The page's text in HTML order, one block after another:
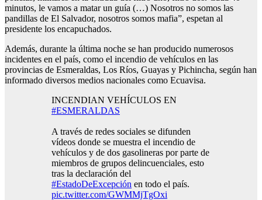
minutos, le vamos a matar un guía (…) Nosotros no somos las
pandillas de El Salvador, nosotros somos mafia”, espetan al
presidente los encapuchados.
Además, durante la última noche se han producido numerosos
incidentes en el país, como el incendio de vehículos en las
provincias de Esmeraldas, Los Ríos, Guayas y Pichincha, según han
informado diversos medios nacionales como Ecuavisa.
INCENDIAN VEHÍCULOS EN
#ESMERALDAS
A través de redes sociales se difunden
vídeos donde se muestra el incendio de
vehículos y de dos gasolineras por parte de
miembros de grupos delincuenciales, esto
tras la declaración del
#EstadoDeExcepción en todo el país.
pic.twitter.com/GWMMjTgOxi